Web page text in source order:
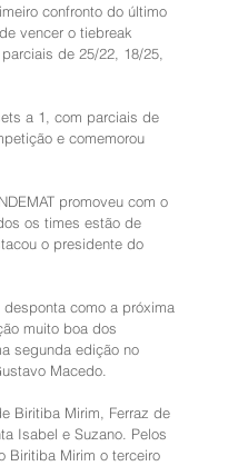
confronto do último
vencer o tiebreak
de 25/22, 18/25,
a 1, com parciais de
e comemorou
promoveu com o
os times estão de
o presidente do
como a próxima
muito boa dos
segunda edição no
Macedo.
Biritiba Mirim, Ferraz de
Isabel e Suzano. Pelos
Biritiba Mirim o terceiro